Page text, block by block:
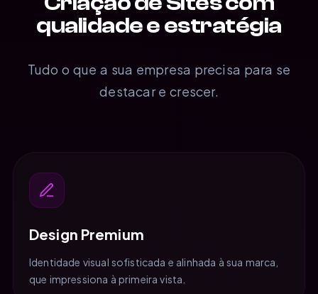
qualidade e estratégia
Tudo o que a sua empresa precisa para se
destacar e crescer.
Design Premium
Identidade visual sofisticada e alinhada à sua marca,
que impressiona à primeira vista.